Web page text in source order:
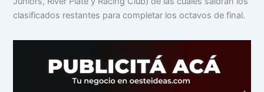
clasificados restantes para completar los octavos de final.